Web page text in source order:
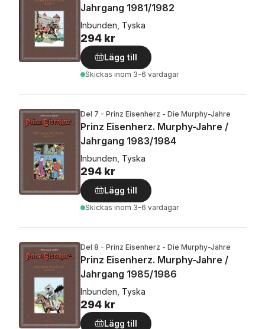
Jahrgang 1981/1982
Inbunden, Tyska
294 kr
Lägg till
Skickas inom 3-6 vardagar
Del 7 - Prinz Eisenherz - Die Murphy-Jahre
Prinz Eisenherz. Murphy-Jahre /
Jahrgang 1983/1984
Inbunden, Tyska
294 kr
Lägg till
Skickas inom 3-6 vardagar
Del 8 - Prinz Eisenherz - Die Murphy-Jahre
Prinz Eisenherz. Murphy-Jahre /
Jahrgang 1985/1986
Inbunden, Tyska
294 kr
Lägg till